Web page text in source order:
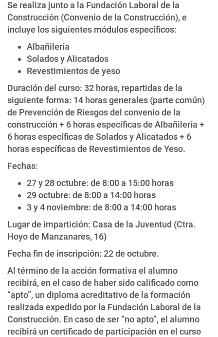
Se realiza junto a la Fundación Laboral de la
Construcción (Convenio de la Construcción), e
incluye los siguientes módulos específicos:
Albañilería
Solados y Alicatados
Revestimientos de yeso
Duración del curso: 32 horas, repartidas de la
siguiente forma: 14 horas generales (parte común)
de Prevención de Riesgos del convenio de la
construcción + 6 horas específicas de Albañilería +
6 horas específicas de Solados y Alicatados + 6
horas específicas de Revestimientos de Yeso.
Fechas:
27 y 28 octubre: de 8:00 a 15:00 horas
29 octubre: de 8:00 a 14:00 horas
3 y 4 noviembre: de 8:00 a 14:00 horas
Lugar de impartición: Casa de la Juventud (Ctra.
Hoyo de Manzanares, 16)
Fecha fin de inscripción: 22 de octubre.
Al término de la acción formativa el alumno
recibirá, en el caso de haber sido calificado como
“apto”, un diploma acreditativo de la formación
realizada expedido por la Fundación Laboral de la
Construcción. En caso de ser “no apto”, el alumno
recibirá un certificado de participación en el curso